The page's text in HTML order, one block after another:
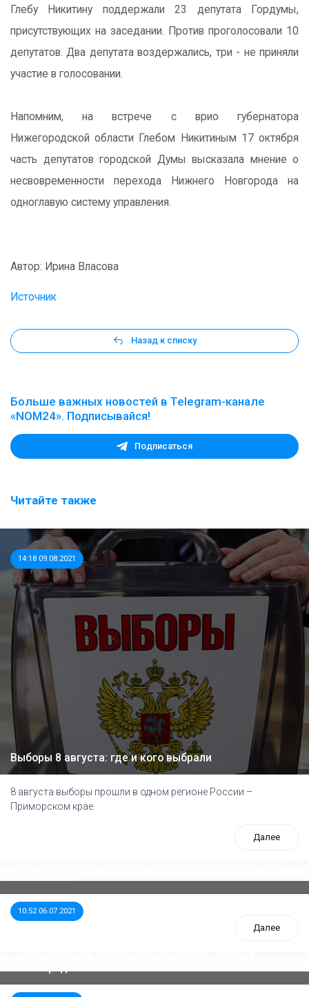
Глебу Никитину поддержали 23 депутата Гордумы,
присутствующих на заседании. Против проголосовали 10
депутатов. Два депутата воздержались, три - не приняли
участие в голосовании.
Напомним, на встрече с врио губернатора
Нижегородской области Глебом Никитиным 17 октября
часть депутатов городской Думы высказала мнение о
несвовременности перехода Нижнего Новгорода на
одноглавую систему управления.
Автор: Ирина Власова
Источник
Назад к списку
Больше важных новостей в Telegram-канале
«NOM24». Подписывайся!
Подписаться
Читайте также
14:18 09.08.2021
Выборы 8 августа: где и кого выбрали
8 августа выборы прошли в одном регионе России –
Приморском крае.
Далее
10:52 06.07.2021
Далее